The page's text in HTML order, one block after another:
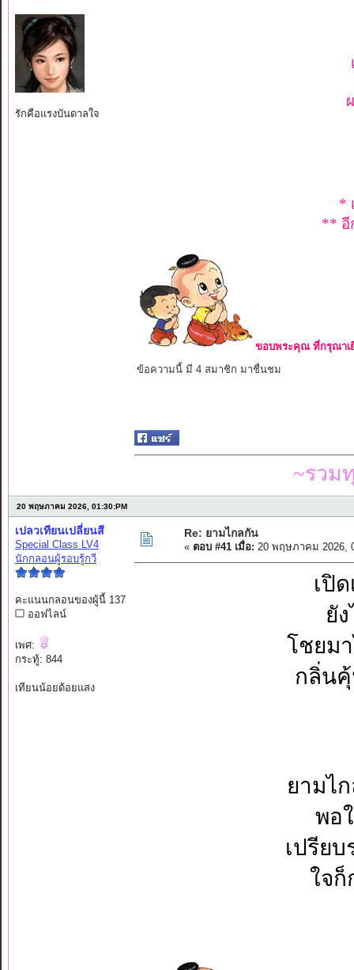
รักคือแรงบันดาลใจ
*
** อี
ขอบพระคุณ ที่กรุณาเ
ข้อความนี้ มี 4 สมาชิก มาชื่นชม
~รวม
20 พฤษภาคม 2026, 01:30:PM
เปลวเทียนเปลี่ยนสี
Special Class LV4
นักกลอนผู้รอบรู้กวี
คะแนนกลอนของผู้นี้ 137
ออฟไลน์
เพศ:
กระทู้: 844
เทียนน้อยด้อยแสง
Re: ยามไกลกัน
« ตอบ #41 เมื่อ: 20 พฤษภาคม 2026,
เปิ
ยั
โชยม
กลิ่นคุ้
ยามไ
พอ
เปรีย
ใจก็